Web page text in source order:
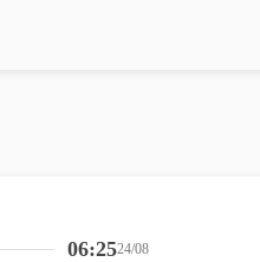
06:2524/08